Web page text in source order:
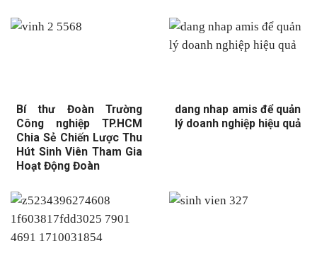
Bí thư Đoàn Trường
Công nghiệp TP.HCM
Chia Sẻ Chiến Lược Thu
Hút Sinh Viên Tham Gia
Hoạt Động Đoàn
dang nhap amis để quản
lý doanh nghiệp hiệu quả